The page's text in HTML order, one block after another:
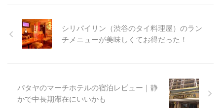
シリパイリン（渋谷のタイ料理屋）のラン
チメニューが美味しくてお得だった！
パタヤのマーチホテルの宿泊レビュー｜静
かで中長期滞在にいいかも